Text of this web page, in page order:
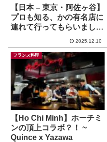
【日本 – 東京・阿佐ヶ谷】
プロも知る、かの有名店に
連れて行ってもらいました
~ SATO ブリアン
2025.12.10
フランス料理
【Ho Chi Minh】ホーチミ
ンの頂上コラボ？！ ~
Quince x Yazawa